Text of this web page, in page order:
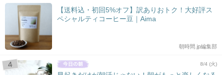
【送料込・初回5%オフ】訳ありおトク！大好評ス
ペシャルティコーヒー豆｜Aima
朝時間.jp編集部
8/4 (火)